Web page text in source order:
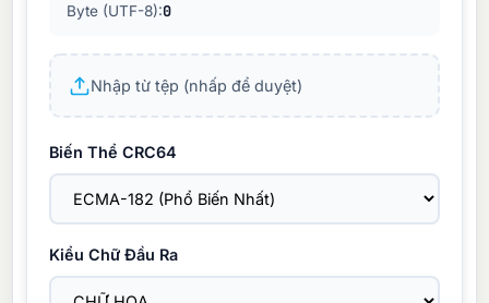
Byte (UTF-8):0
Nhập từ tệp (nhấp để duyệt)
Biến Thể CRC64
Kiểu Chữ Đầu Ra